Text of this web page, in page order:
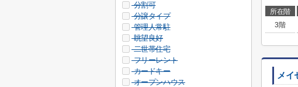
所在階
3階
メイ
分割可
分譲タイプ
管理人常駐
眺望良好
二世帯住宅
フリーレント
カードキー
オープンハウス